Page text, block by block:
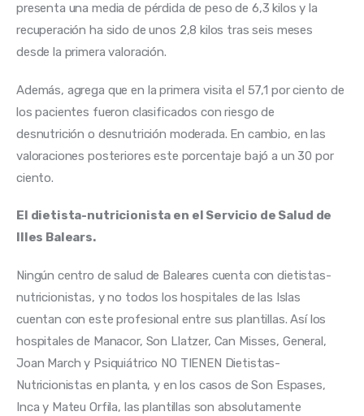
presenta una media de pérdida de peso de 6,3 kilos y la
recuperación ha sido de unos 2,8 kilos tras seis meses
desde la primera valoración.
Además, agrega que en la primera visita el 57,1 por ciento de
los pacientes fueron clasificados con riesgo de
desnutrición o desnutrición moderada. En cambio, en las
valoraciones posteriores este porcentaje bajó a un 30 por
ciento.
El dietista-nutricionista en el Servicio de Salud de
Illes Balears.
Ningún centro de salud de Baleares cuenta con dietistas-
nutricionistas, y no todos los hospitales de las Islas
cuentan con este profesional entre sus plantillas. Así los
hospitales de Manacor, Son Llatzer, Can Misses, General,
Joan March y Psiquiátrico NO TIENEN Dietistas-
Nutricionistas en planta, y en los casos de Son Espases,
Inca y Mateu Orfila, las plantillas son absolutamente